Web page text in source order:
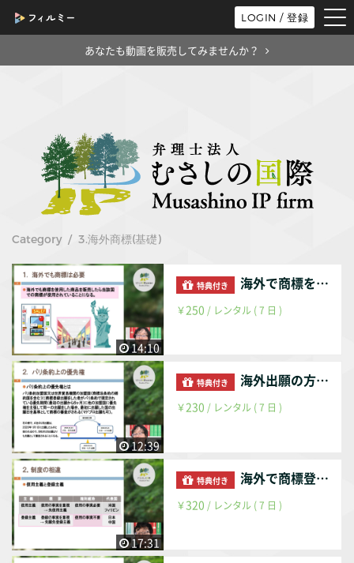
LOGIN / 登録
あなたも動画を販売してみませんか？
Category / 3.海外商標(基礎)
14:10
特典付き 海外で商標を意識する理由
￥250 / レンタル ( 7 日 )
12:39
特典付き 海外出願の方法について
￥230 / レンタル ( 7 日 )
17:31
特典付き 海外で商標登録を受けるために（総論・出願編）
￥320 / レンタル ( 7 日 )